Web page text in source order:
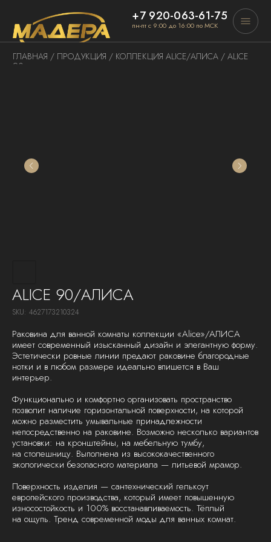
+7 920-063-61-75
пн-пт с 9:00 до 16:00 по МСК
ГЛАВНАЯ/ПРОДУКЦИЯ/КОЛЛЕКЦИЯ ALICE/АЛИСА / ALICE
ALICE 90/АЛИСА
SKU: 4627173210324
Раковина для ванной комнаты коллекции «Alice»/АЛИСА
имеет современный изысканный дизайн и элегантную форму.
Эстетически ровные линии предают раковине благородные
нотки и в любом размере идеально впишется в Ваш
интерьер.
Функционально и комфортно организовать пространство
позволит наличие горизонтальной поверхности, на которой
можно разместить умывальные принадлежности
непосредственно на раковине. Возможно несколько вариантов
установки: на кронштейны, на мебельную тумбу,
на столешницу. Выполнена из высококачественного
экологически безопасного материала — литьевой мрамор.
Поверхность изделия — сантехнический гелькоут
европейского производства, который имеет повышенную
износостойкость и 100% восстанавливаемость. Тёплый
на ощупь. Тренд современной моды для ванных комнат.